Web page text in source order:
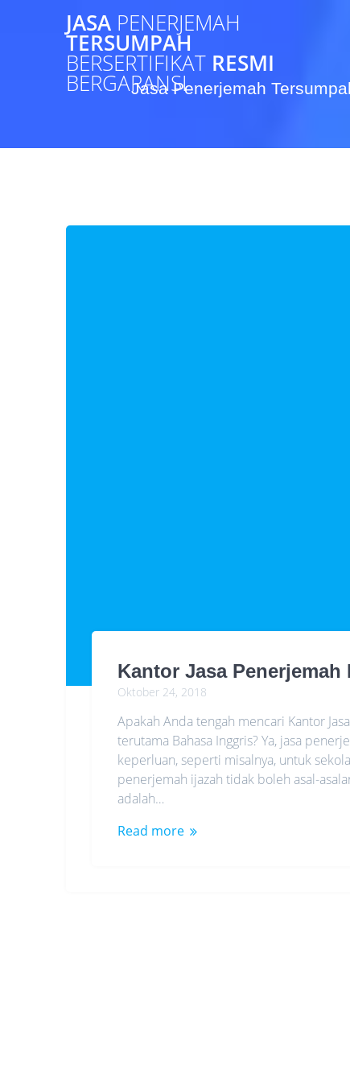
JASA PENERJEMAH
TERSUMPAH
BERSERTIFIKAT RESMI
BERGARANSIJasa Penerjemah
Kantor Jasa
Oktober 24, 2018
Apakah Anda tengah mencari Kantor
terutama Bahasa Inggris? Ya, jasa
keperluan, seperti misalnya, untuk
penerjemah ijazah tidak boleh asal-
adalah…
Read more